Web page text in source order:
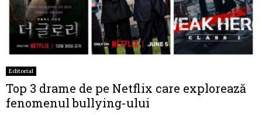
Editorial
Top 3 drame de pe Netflix care explorează
fenomenul bullying-ului